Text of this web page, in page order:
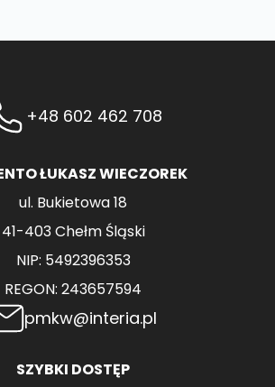
+48 602 462 708
ŁUKASZ WIECZOREK
ul. Bukietowa 18
41-403 Chełm Śląski
NIP: 5492396353
REGON: 243657594
pmkw@interia.pl
SZYBKI DOSTĘP